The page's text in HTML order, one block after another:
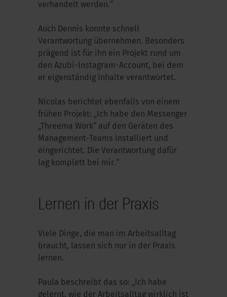
verhandelt werden.“
Auch Dennis konnte schnell
Verantwortung übernehmen. Besonders
prägend ist für ihn ein Projekt rund um
den Azubi-Instagram-Account, bei dem
er eigenständig Inhalte verantwortet.
Nicolas berichtet ebenfalls von einem
frühen Projekt: „Ich habe den Messenger
„Threema Work“ auf den Geräten des
Management-Teams installiert und
eingerichtet. Die Verantwortung dafür
lag komplett bei mir.“
Lernen in der Praxis
Viele Dinge, die man im Arbeitsalltag
braucht, lassen sich nur in der Praxis
lernen.
Paula beschreibt das so: „Ich habe
gelernt, wie der Arbeitsalltag wirklich ist